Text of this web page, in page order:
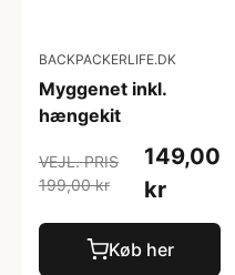
BACKPACKERLIFE.DK
Myggenet inkl.
hængekit
VEJL. PRIS
199,00 kr
149,00
kr
Køb her